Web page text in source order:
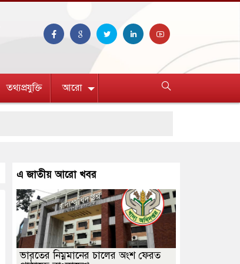
তথ্যপ্রযুক্তি আরো
এ জাতীয় আরো খবর
ভারতের নিম্নমানের চালের অংশ ফেরত